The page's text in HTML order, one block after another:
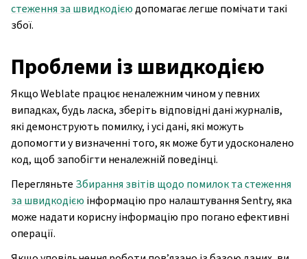
стеження за швидкодієюдопомагає легше помічати такі
збої.
Проблеми із швидкодією
Якщо Weblate працює неналежним чином у певних
випадках, будь ласка, зберіть відповідні дані журналів,
які демонструють помилку, і усі дані, які можуть
допомогти у визначенні того, як може бути удосконалено
код, щоб запобігти неналежній поведінці.
Перегляньте Збирання звітів щодо помилок та стеження
за швидкодією інформацію про налаштування Sentry, яка
може надати корисну інформацію про погано ефективні
операції.